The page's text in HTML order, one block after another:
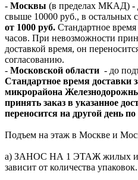
- Москвы (в пределах МКАД) -
свыше 10000 руб., в остальных
от 1000 руб. Стандартное
часов. При невозможности
доставкой время, он
согласованию.
- Московской области - до
Стандартное время
микрорайона
принять заказ в указанное
переносится на другой день
Подъем на этаж в Москве и
а) ЗАНОС НА 1 ЭТАЖ жилых и
зависит от количества упаковок.